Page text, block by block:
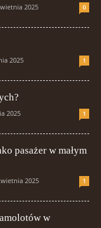
2025 0
2025 1
2025 1
pasażer w małym
2025 1
w